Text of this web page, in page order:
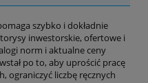
szybko i dokładnie
inwestorskie, ofertowe i
norm i aktualne ceny
po to, aby uprościć pracę
ograniczyć liczbę ręcznych